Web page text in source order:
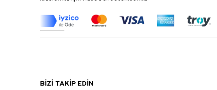
BİZİ TAKİP EDİN